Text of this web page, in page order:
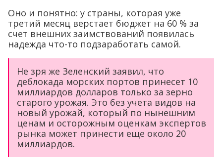
Оно и понятно: у страны, которая уже
третий месяц верстает бюджет на 60 % за
счет внешних заимствований появилась
надежда что-то подзаработать самой.
Не зря же Зеленский заявил, что
деблокада морских портов принесет 10
миллиардов долларов только за зерно
старого урожая. Это без учета видов на
новый урожай, который по нынешним
ценам и осторожным оценкам экспертов
рынка может принести еще около 20
миллиардов.